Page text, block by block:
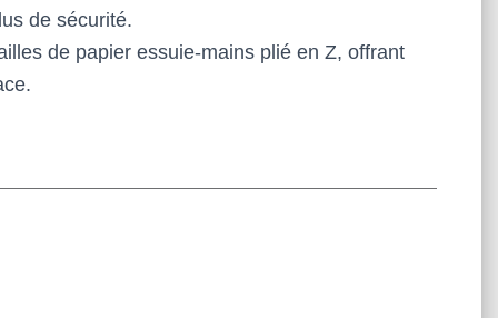
de sécurité.
de papier essuie-mains plié en Z, offrant